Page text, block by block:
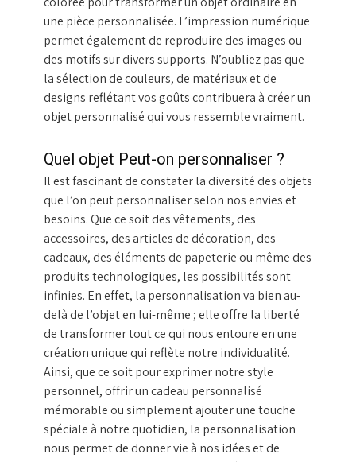
une pièce personnalisée. L’impression numérique
permet également de reproduire des images ou
des motifs sur divers supports. N’oubliez pas que
la sélection de couleurs, de matériaux et de
designs reflétant vos goûts contribuera à créer un
objet personnalisé qui vous ressemble vraiment.
Quel objet Peut-on personnaliser ?
Il est fascinant de constater la diversité des objets
que l’on peut personnaliser selon nos envies et
besoins. Que ce soit des vêtements, des
accessoires, des articles de décoration, des
cadeaux, des éléments de papeterie ou même des
produits technologiques, les possibilités sont
infinies. En effet, la personnalisation va bien au-
delà de l’objet en lui-même ; elle offre la liberté
de transformer tout ce qui nous entoure en une
création unique qui reflète notre individualité.
Ainsi, que ce soit pour exprimer notre style
personnel, offrir un cadeau personnalisé
mémorable ou simplement ajouter une touche
spéciale à notre quotidien, la personnalisation
nous permet de donner vie à nos idées et de